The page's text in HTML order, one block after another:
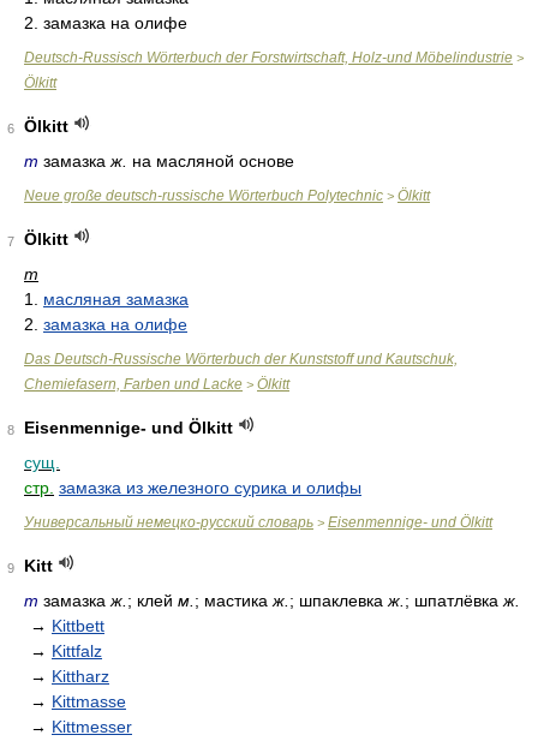
2. замазка на олифе
Deutsch-Russisch Wörterbuch der Forstwirtschaft, Holz-und Möbelindustrie >
Ölkitt
6
Ölkitt
m замазка ж. на масляной основе
Neue große deutsch-russische Wörterbuch Polytechnic > Ölkitt
7
Ölkitt
m
1. масляная замазка
2. замазка на олифе
Das Deutsch-Russische Wörterbuch der Kunststoff und Kautschuk,
Chemiefasern, Farben und Lacke > Ölkitt
8
Eisenmennige- und Ölkitt
сущ.
стр. замазка из железного сурика и олифы
Универсальный немецко-русский словарь > Eisenmennige- und Ölkitt
9
Kitt
m замазка ж. ; клей м. ; мастика ж. ; шпаклевка ж. ; шпатлёвка ж.
→ Kittbett
→ Kittfalz
→ Kittharz
→ Kittmasse
→ Kittmesser